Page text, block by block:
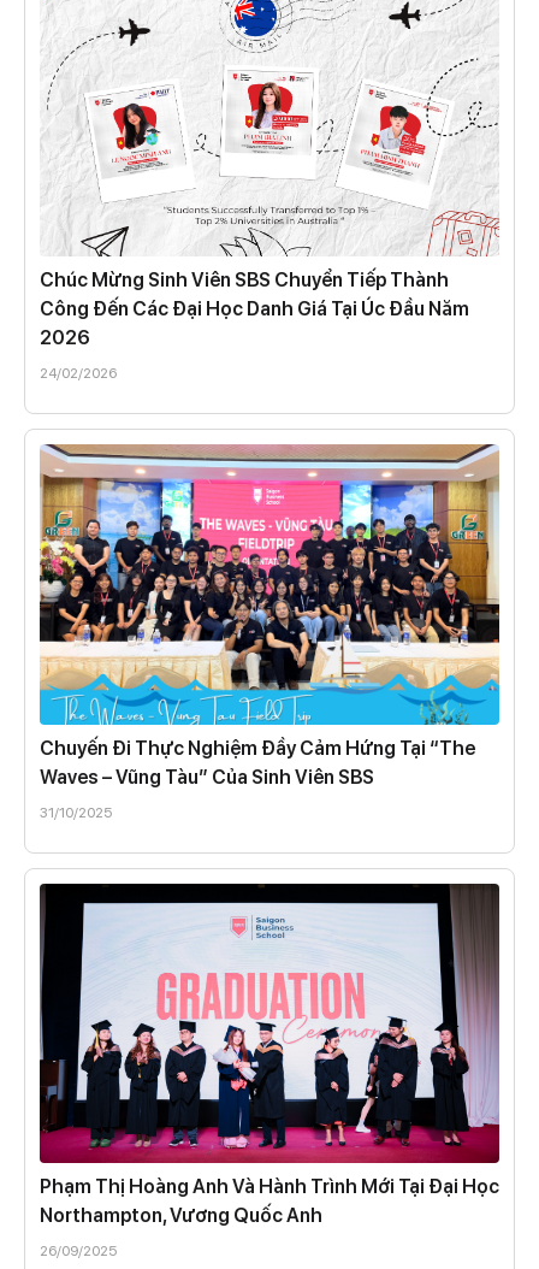
Chúc Mừng Sinh Viên SBS Chuyển Tiếp Thành
Công Đến Các Đại Học Danh Giá Tại Úc Đầu Năm
2026
24/02/2026
Chuyến Đi Thực Nghiệm Đầy Cảm Hứng Tại “The
Waves – Vũng Tàu” Của Sinh Viên SBS
31/10/2025
Phạm Thị Hoàng Anh Và Hành Trình Mới Tại Đại Học
Northampton, Vương Quốc Anh
26/09/2025